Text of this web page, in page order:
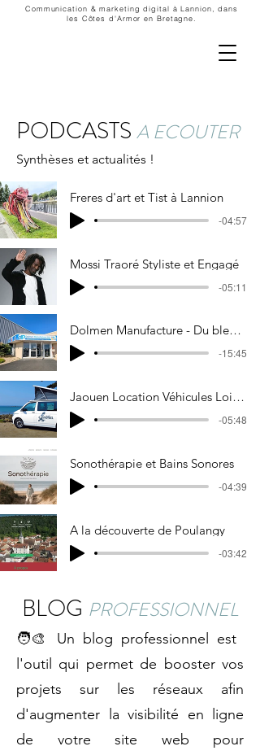
Communication & marketing digital à Lannion, dans
les Côtes d'Armor en Bretagne.
PODCASTS A ECOUTER
Synthèses et actualités !
Freres d'art et Tist à Lannion
-04:57
Mossi Traoré Styliste et Engagé
-05:11
Dolmen Manufacture - Du bleu de travail breton aux podiums
-15:45
Jaouen Location Véhicules Loisirs
-05:48
Sonothérapie et Bains Sonores
-04:39
A la découverte de Poulangy
-03:42
BLOG PROFESSIONNEL
🧑‍🎨 Un blog professionnel est
l'outil qui permet de booster vos
projets sur les réseaux afin
d'augmenter la visibilité en ligne
de votre site web pour